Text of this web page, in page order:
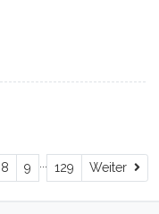
8 9 129 Weiter